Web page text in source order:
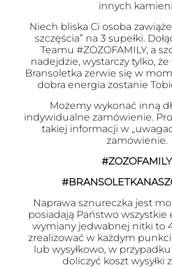
innych
Niech bliska Ci osoba
szczęścia” na 3 supełki.
Teamu #ZOZOFAMILY, a
nadejdzie, wystarczy tylko,
Bransoletka zerwie się w
dobra energia zostanie
Możemy wykonać inną
indywidualne zamówienie.
takiej informacji w
zamówienie.
#ZOZOFAMILY
Naprawa sznureczka jest
posiadają Państwo wszystkie
wymiany jedwabnej nitki to
zrealizować w każdym
lub wysyłkowo, w
doliczyć koszt wysyłki